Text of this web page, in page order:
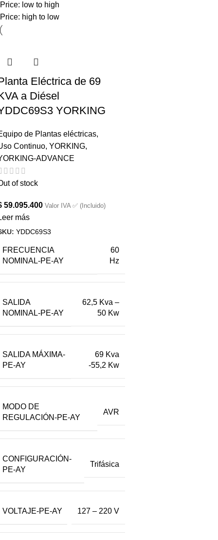
Price: low to high
Price: high to low
Eléctrica de 69
a Diésel
YORKING
de Plantas eléctricas,
Continuo, YORKING,
ADVANCE
of stock
59.095.400 Valor IVA ✅ (Incluido)
más
YDDC69S3
FRECUENCIA
NOMINAL-PE-AY
60
Hz
SALIDA
NOMINAL-PE-AY
62,5 Kva –
50 Kw
SALIDA MÁXIMA-
PE-AY
69 Kva
-55,2 Kw
MODO DE
REGULACIÓN-PE-AY
AVR
CONFIGURACIÓN-
PE-AY
Trifásica
VOLTAJE-PE-AY 127 – 220 V